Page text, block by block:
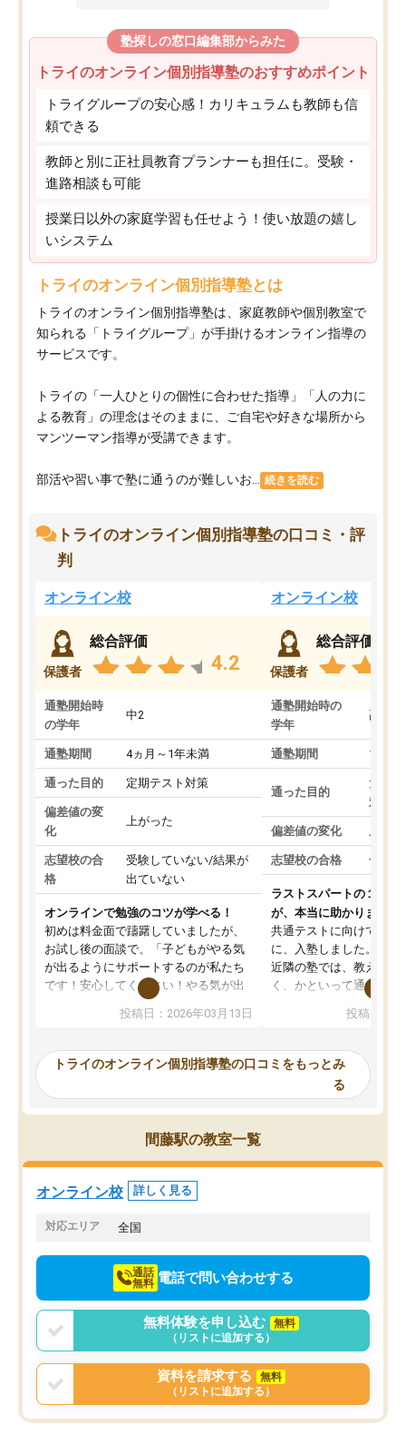
塾探しの窓口編集部からみた
トライのオンライン個別指導塾のおすすめポイント
トライグループの安心感！カリキュラムも教師も信
頼できる
教師と別に正社員教育プランナーも担任に。受験・
進路相談も可能
授業日以外の家庭学習も任せよう！使い放題の嬉し
いシステム
トライのオンライン個別指導塾とは
トライのオンライン個別指導塾は、家庭教師や個別教室で
知られる「トライグループ」が手掛けるオンライン指導の
サービスです。
トライの「一人ひとりの個性に合わせた指導」「人の力に
よる教育」の理念はそのままに、ご自宅や好きな場所から
マンツーマン指導が受講できます。
部活や習い事で塾に通うのが難しいお... 続きを読む
トライのオンライン個別指導塾の口コミ・評
判
オンライン校
保護者
総合評価
4.2
通塾開始時
の学年
中2
通塾期間 4ヵ月～1年未満
通った目的 定期テスト対策
偏差値の変
化
上がった
志望校の合
格
受験していない/結果が
出ていない
オンラインで勉強のコツが学べる！
初めは料金面で躊躇していましたが、
お試し後の面談で、「子どもがやる気
が出るようにサポートするのが私たち
です！安心してください！やる気が出
ないのは私たち講師の責任です」と言
ってくださり、確かに！と考えて、思
ったんですが、学生の先生から学ぶこ
み、徐々に成績が上がったらいいなと
思っていました。何が今足りないのか
を的確に指導いただき、子どももびっ
くりするほど楽しんでやる気を持って
塾を受けています。狙い通り、少しず
つ成績も上がり、苦手意識も無くなっ
てきたので、さらに苦手な数学も追加
でお願いしました。来年の高校受験に
投稿日：2026年03月13日
オンライン校
保護者
総合評価
通塾開始時の
学年
高3
通塾期間 1～3
通った目的
大学
対策
偏差値の変化 上が
志望校の合格 合格
ラストスパートの１か月
が、本当に助かりました
共通テストに向けての追
に、入塾しました。田舎
近隣の塾では、教えても
く、かといって通うには
可能なので本当に助か
らないところをピンポイ
頂いて、とてもわかり
していました。一生を
スト、多少お金がかかっ
投稿日：
トライのオンライン個別指導塾の口コミをもっとみ
る
間藤駅の教室一覧
オンライン校 詳しく見る
対応エリア 全国
通話
無料 電話で問い合わせする
無料体験を申し込む
無料
（リストに追加する）
資料を請求する
無料
（リストに追加する）